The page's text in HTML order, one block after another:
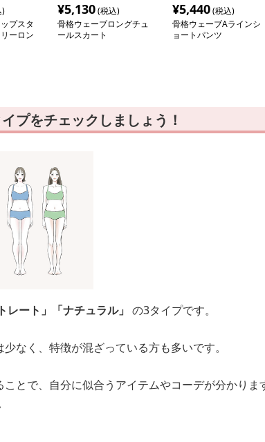
)
プスタ
ーロン
¥5,130(税込)
骨格ウェーブロングチュ
ールスカート
¥5,440(税込)
骨格ウェーブAラインシ
ョートパンツ
プをチェックしましょう！
レート」「ナチュラル」 の3タイプです。
なく、特徴が混ざっている方も多いです。
ことで、自分に似合うアイテムやコーデが分かり